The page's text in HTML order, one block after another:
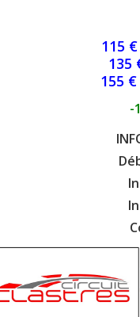
115
135
155
-